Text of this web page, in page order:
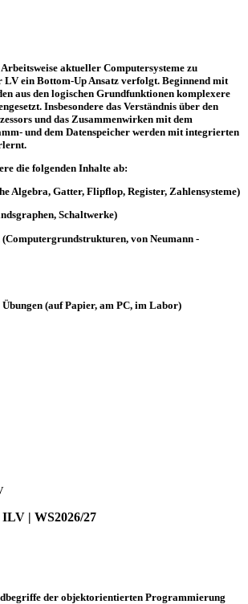
aktueller Computersysteme zu
LV ein Bottom-Up Ansatz verfolgt. Beginnend mit
aus den logischen Grundfunktionen komplexere
Insbesondere das Verständnis über den
und das Zusammenwirken mit dem
und dem Datenspeicher werden mit integrierten
die folgenden Inhalte ab:
Algebra, Gatter, Flipflop, Register, Zahlensysteme)
Schaltwerke)
von Neumann -
(auf Papier, am PC, im Labor)
| WS2026/27
der objektorientierten Programmierung